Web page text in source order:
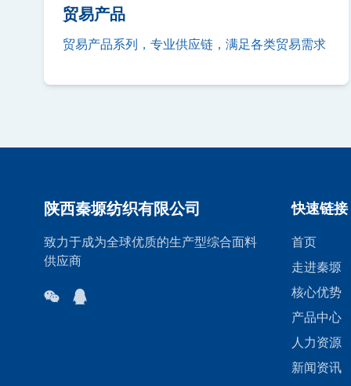
贸易产品
贸易产品系列，专业供应链，满足各类贸易需求
陕西秦塬纺织有限公司
致力于成为全球优质的生产型综合面料
供应商
快速链接
首页
走进秦塬
核心优势
产品中心
人力资源
新闻资讯